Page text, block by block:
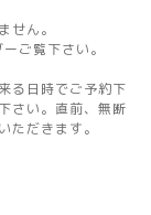
せん。
ご覧下さい。
る日時でご予約下
さい。直前、無断
ただきます。